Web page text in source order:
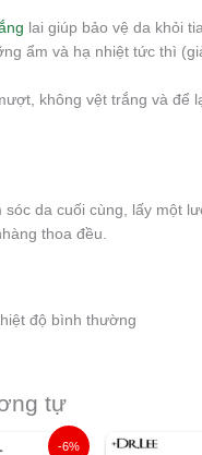
lai giúp bảo vệ da khỏi
ẩm và hạ nhiệt tức thì
không vệt trắng và để
sóc da cuối cùng, lấy một
thoa đều.
độ bình thường
tự
-6%